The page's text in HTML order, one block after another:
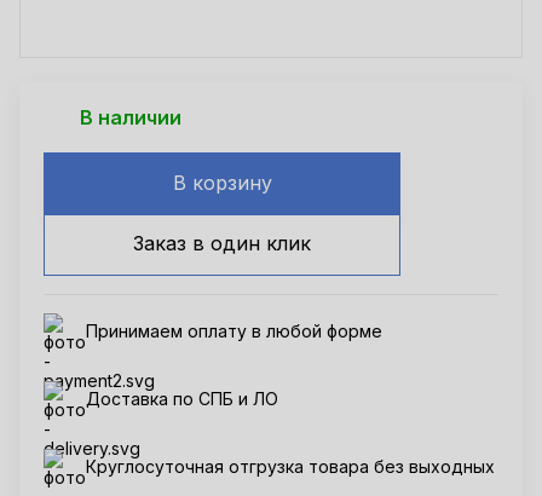
В наличии
В корзину
Заказ в один клик
Принимаем оплату в любой форме
Доставка по СПБ и ЛО
Круглосуточная отгрузка товара без выходных